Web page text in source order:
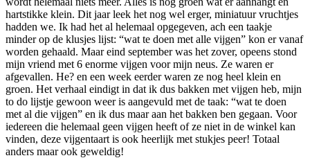
hartstikke klein. Dit jaar leek het nog wel erger, miniatuur vruchtjes
hadden we. Ik had het al helemaal opgegeven, ach een taakje
minder op de klusjes lijst: “wat te doen met alle vijgen” kon er vanaf
worden gehaald. Maar eind september was het zover, opeens stond
mijn vriend met 6 enorme vijgen voor mijn neus. Ze waren er
afgevallen. He? en een week eerder waren ze nog heel klein en
groen. Het verhaal eindigt in dat ik dus bakken met vijgen heb, mijn
to do lijstje gewoon weer is aangevuld met de taak: “wat te doen
met al die vijgen” en ik dus maar aan het bakken ben gegaan. Voor
iedereen die helemaal geen vijgen heeft of ze niet in de winkel kan
vinden, deze vijgentaart is ook heerlijk met stukjes peer! Totaal
anders maar ook geweldig!